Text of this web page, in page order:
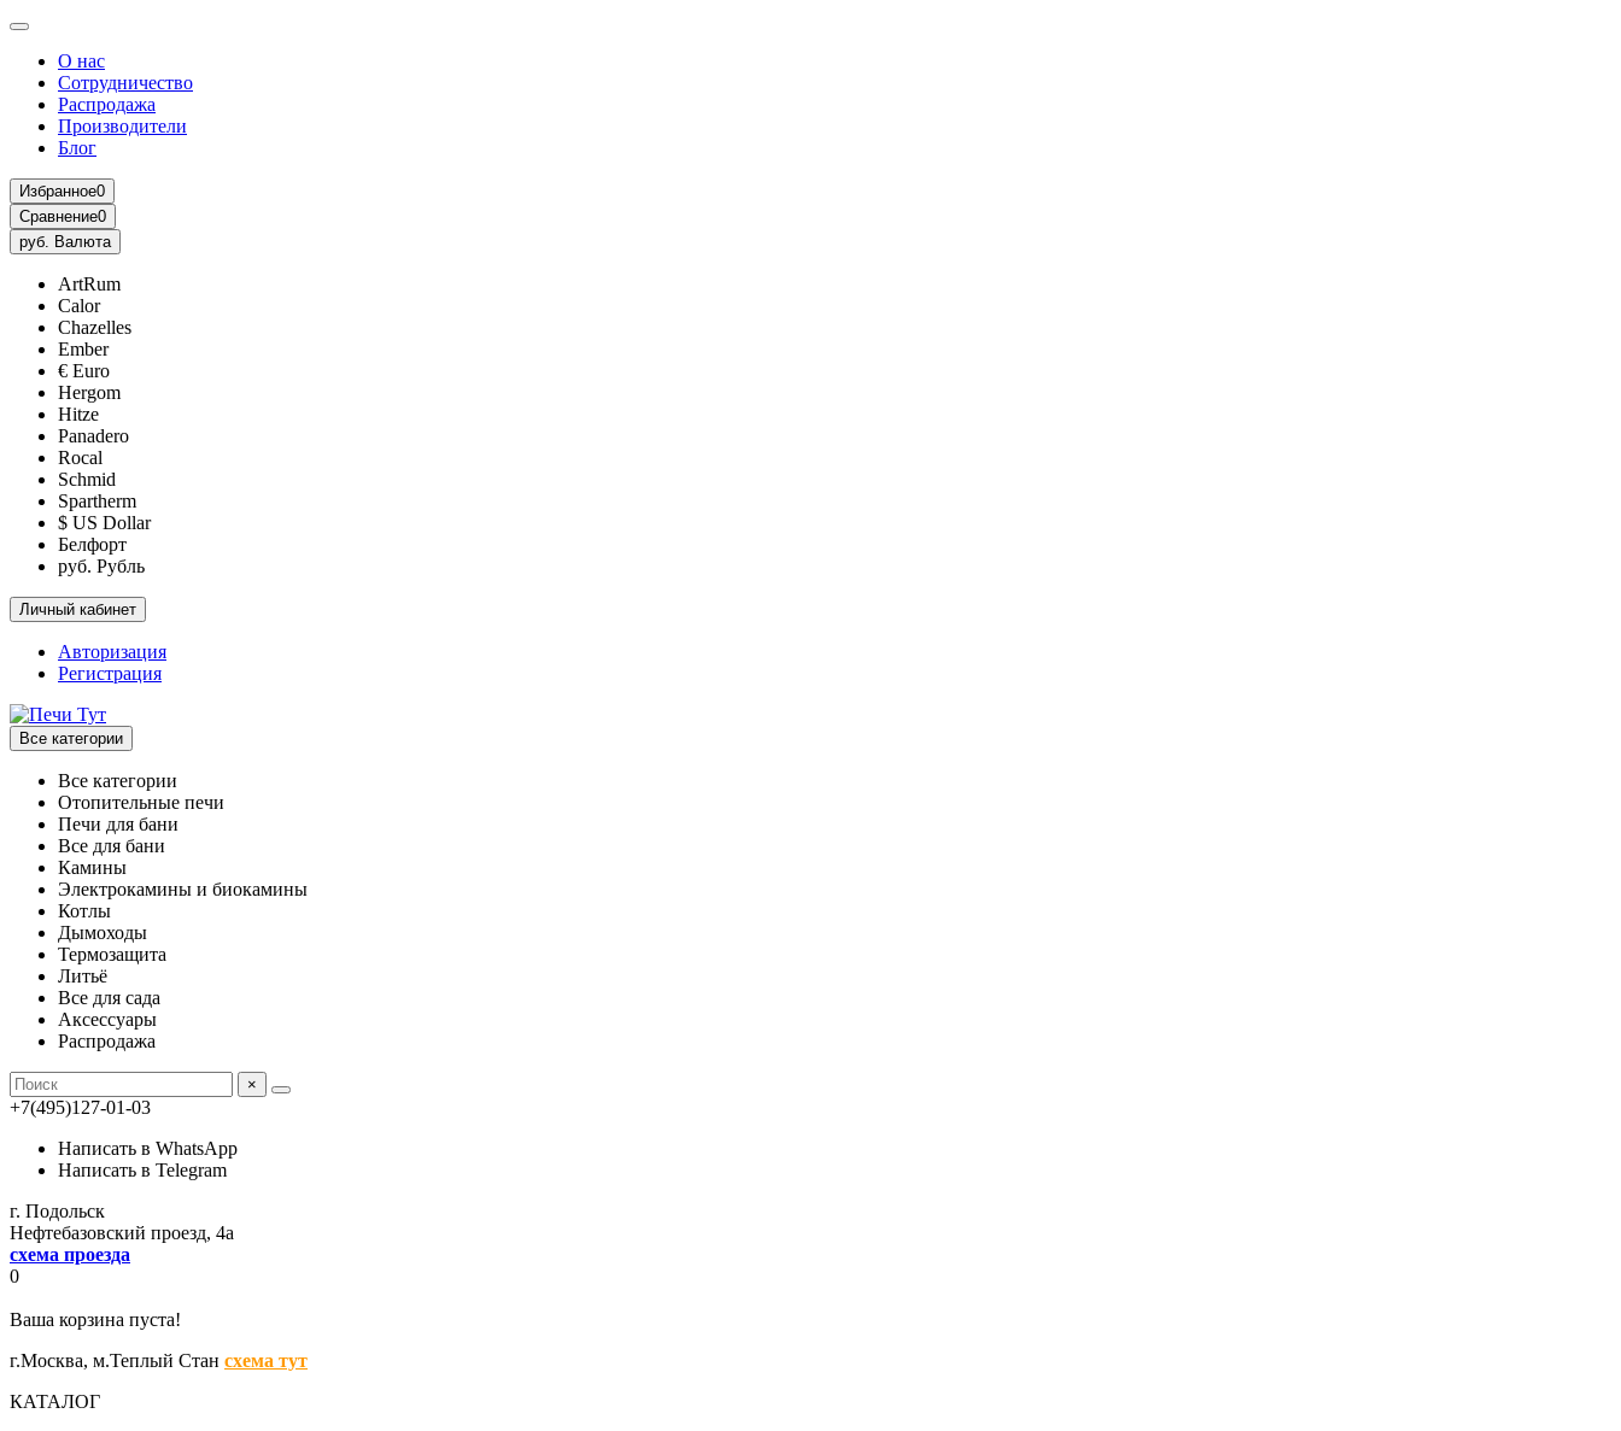
О нас
Сотрудничество
Распродажа
Производители
Блог
Избранное0
Сравнение0
руб. Валюта
ArtRum
Calor
Chazelles
Ember
€ Euro
Hergom
Hitze
Panadero
Rocal
Schmid
Spartherm
$ US Dollar
Белфорт
руб. Рубль
Личный кабинет
Авторизация
Регистрация
Все категории
Все категории
Отопительные печи
Печи для бани
Все для бани
Камины
Электрокамины и биокамины
Котлы
Дымоходы
Термозащита
Литьё
Все для сада
Аксессуары
Распродажа
×
+7(495)127-01-03
Написать в WhatsApp
Написать в Telegram
г. Подольск
Нефтебазовский проезд, 4а
схема проезда
0
Ваша корзина пуста!
г.Москва, м.Теплый Стан схема тут
КАТАЛОГ